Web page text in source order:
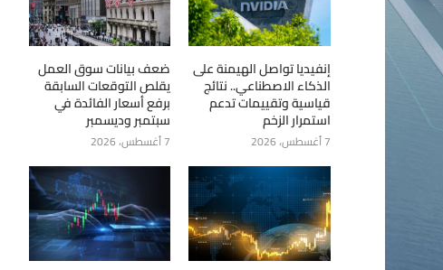
إنفيديا تواصل الهيمنة على
الذكاء الاصطناعي.. نتائج
قياسية وتقييمات تدعم
استمرار الزخم
7 أغسطس، 2026
ضعف بيانات سوق العمل
يقلص التوقعات السابقة
برفع أسعار الفائدة في
سبتمبر وديسمبر
7 أغسطس، 2026